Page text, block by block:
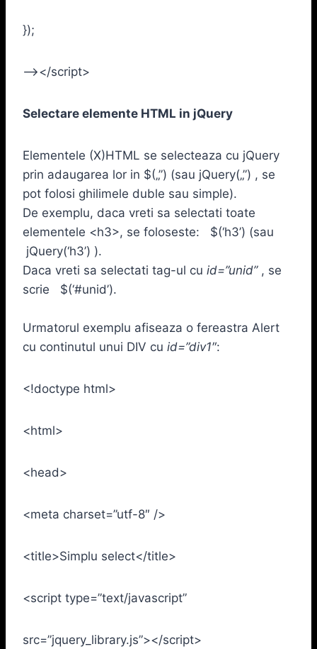
});
–></script>
Selectare elemente HTML in jQuery
Elementele (X)HTML se selecteaza cu jQuery
prin adaugarea lor in $(„”) (sau jQuery(„”) , se
pot folosi ghilimele duble sau simple).
De exemplu, daca vreti sa selectati toate
elementele <h3>, se foloseste: $(‘h3’) (sau
jQuery(‘h3’) ).
Daca vreti sa selectati tag-ul cu id=”unid”, se
scrie $(‘#unid’).
Urmatorul exemplu afiseaza o fereastra Alert
cu continutul unui DIV cu id=”div1″:
<!doctype html>
<html>
<head>
<meta charset=”utf-8″ />
<title>Simplu select</title>
<script type=”text/javascript”
src=”jquery_library.js”></script>